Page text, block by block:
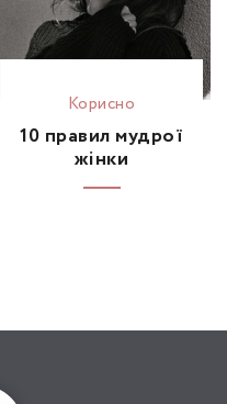
Корисно
10 правил мудрої
жінки